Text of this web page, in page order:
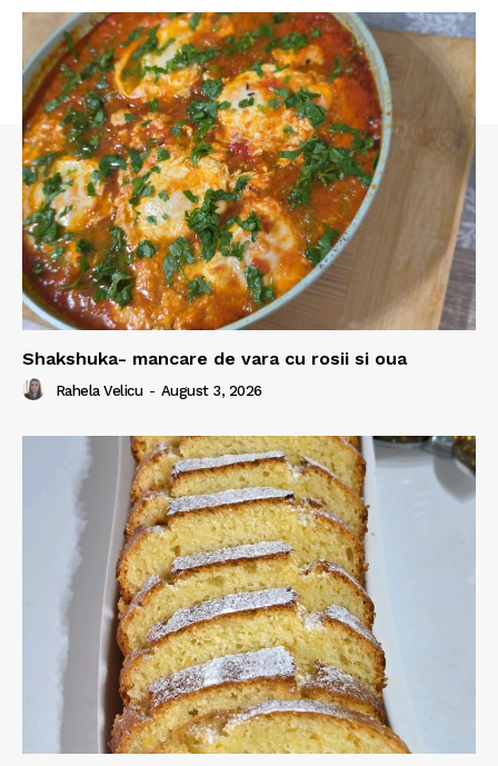
Shakshuka- mancare de vara cu rosii si oua
Rahela Velicu - August 3, 2026